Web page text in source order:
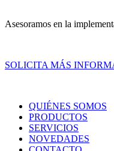
Asesoramos en la
SOLICITA MÁS
QUIÉNES SOMOS
PRODUCTOS
SERVICIOS
NOVEDADES